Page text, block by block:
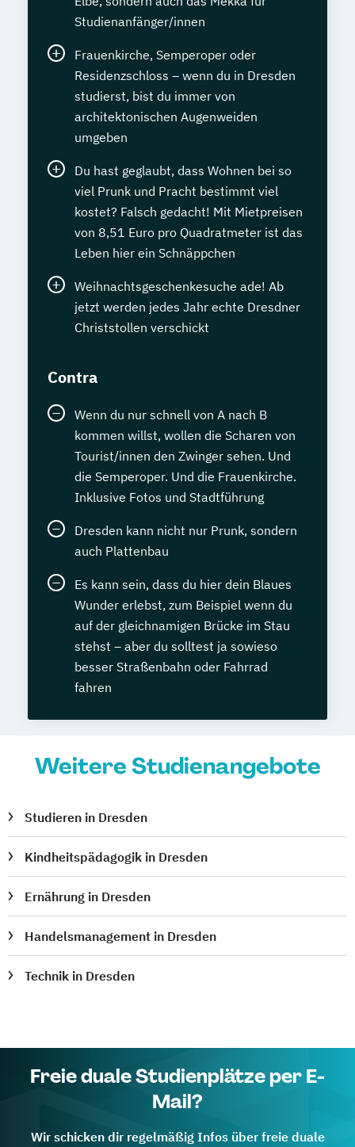
Studienanfänger/innen
Frauenkirche, Semperoper oder
Residenzschloss – wenn du in Dresden
studierst, bist du immer von
architektonischen Augenweiden
umgeben
Du hast geglaubt, dass Wohnen bei so
viel Prunk und Pracht bestimmt viel
kostet? Falsch gedacht! Mit Mietpreisen
von 8,51 Euro pro Quadratmeter ist das
Leben hier ein Schnäppchen
Weihnachtsgeschenkesuche ade! Ab
jetzt werden jedes Jahr echte Dresdner
Christstollen verschickt
Contra
Wenn du nur schnell von A nach B
kommen willst, wollen die Scharen von
Tourist/innen den Zwinger sehen. Und
die Semperoper. Und die Frauenkirche.
Inklusive Fotos und Stadtführung
Dresden kann nicht nur Prunk, sondern
auch Plattenbau
Es kann sein, dass du hier dein Blaues
Wunder erlebst, zum Beispiel wenn du
auf der gleichnamigen Brücke im Stau
stehst – aber du solltest ja sowieso
besser Straßenbahn oder Fahrrad
fahren
Weitere Studienangebote
Studieren in Dresden
Kindheitspädagogik in Dresden
Ernährung in Dresden
Handelsmanagement in Dresden
Technik in Dresden
Freie duale Studienplätze per E-
Mail?
Wir schicken dir regelmäßig Infos über freie duale